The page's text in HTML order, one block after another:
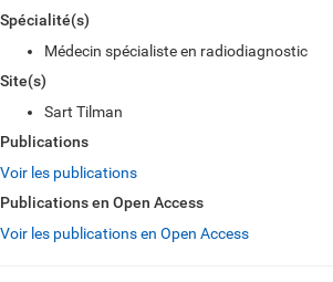
Spécialité(s)
Médecin spécialiste en radiodiagnostic
Site(s)
Sart Tilman
Publications
Voir les publications
Publications en Open Access
Voir les publications en Open Access